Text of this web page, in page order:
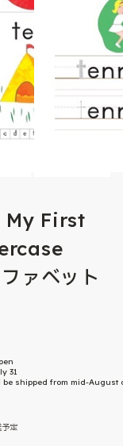
First
ァベット
31
shipped from mid-August
予定